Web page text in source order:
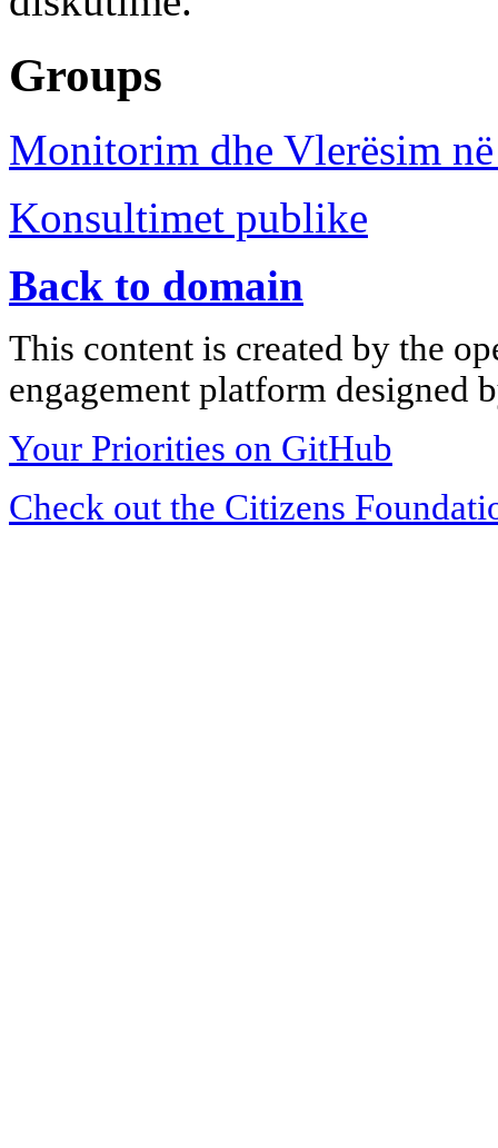
Groups
Monitorim dhe Vlerësim
Konsultimet publike
Back to domain
This content is created by the
engagement platform designed
Your Priorities on GitHub
Check out the Citizens